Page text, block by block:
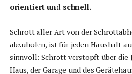
orientiert und schnell.
Schrott aller Art von der
abzuholen, ist für jeden Haushalt
sinnvoll: Schrott verstopft über die
Haus, der Garage und des